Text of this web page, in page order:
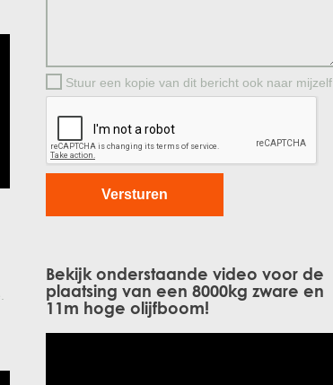
Stuur een kopie van dit bericht ook naar mijzelf.
Bekijk onderstaande video voor de
plaatsing van een 8000kg zware en
11m hoge olijfboom!